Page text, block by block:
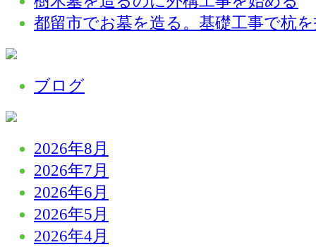
都留市でお墓を造る。基礎工事で杭
ブログ
2026年8月
2026年7月
2026年6月
2026年5月
2026年4月